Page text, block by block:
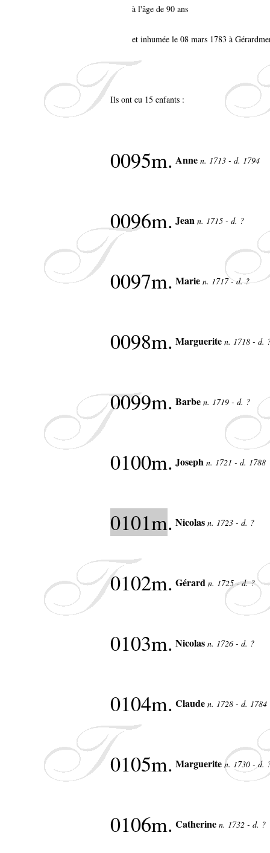
à l'âge de 90 ans
et inhumée le 08 mars 1783 à
Ils ont eu 15 enfants :
0095m. Anne n. 1713 - d. 1794
0096m. Jean n. 1715 - d. ?
0097m. Marie n. 1717 - d. ?
0098m. Marguerite n. 1718 - d.
0099m. Barbe n. 1719 - d. ?
0100m. Joseph n. 1721 - d. 1788
0101m. Nicolas n. 1723 - d. ?
0102m. Gérard n. 1725 - d. ?
0103m. Nicolas n. 1726 - d. ?
0104m. Claude n. 1728 - d. 1784
0105m. Marguerite n. 1730 - d.
0106m. Catherine n. 1732 - d. ?